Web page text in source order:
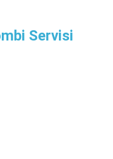
Servisi